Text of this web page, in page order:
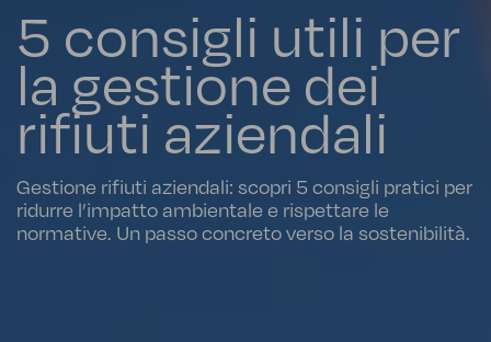
5 consigli utili per
la gestione dei
rifiuti aziendali
Gestione rifiuti aziendali: scopri 5 consigli pratici per
ridurre l’impatto ambientale e rispettare le
normative. Un passo concreto verso la sostenibilità.